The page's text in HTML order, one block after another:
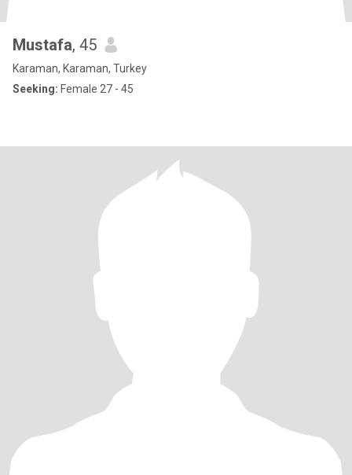
Mustafa, 45
Karaman, Karaman, Turkey
Seeking: Female 27 - 45